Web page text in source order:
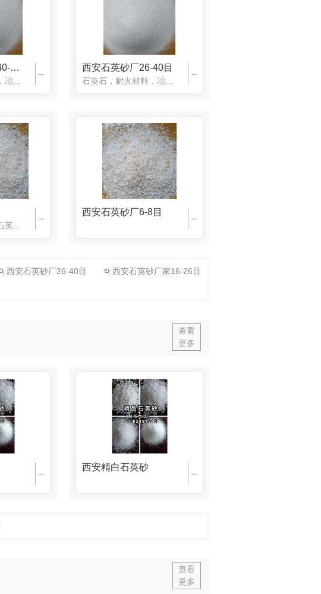
西安石英砂厂家40-70目
石英石，耐火材料，冶炼硅铁，冶金熔剂，陶瓷，研磨材料，铸造，石英石在建筑中利用其有很强的抗酸性介质浸蚀能力，用来制取耐酸混凝土及耐酸砂浆。二氧化硅作为硅原料的核心原料在硅原料的生产与供应中起着不可替代的重要基础作用。它所具有的独特的物理、化学特性，使得其在许多高科技产品中发挥着越来越重要的作用。
西安石英砂厂26-40目
石英砂是采用天然石英矿为原料，经破碎，研磨、筛选等工艺加工而成。根据石英砂SiO2含量可分为普通石英砂和精制石英砂两种。SiO2含量在85%-95%之间的称为普通石英砂;SiO2含量在95%以上的称为精制石英砂。我公司采用**石英矿生产的普通石英砂含硅量.低在93%以上，产品规格可根据客户要求定做。 石英砂
西安石英砂厂6-8目
西安石英砂厂26-40目
西安石英砂厂家16-26目
查看
更多
西安精白石英砂
查看
更多